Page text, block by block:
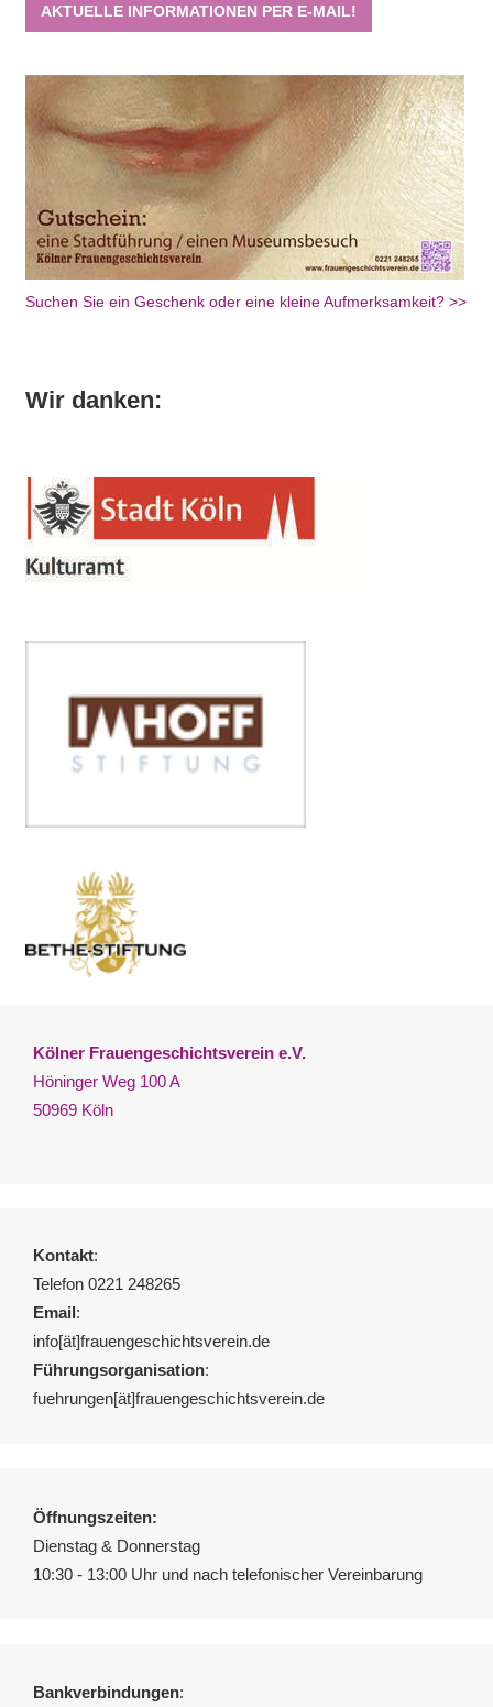
AKTUELLE INFORMATIONEN PER E-MAIL!
Suchen Sie ein Geschenk oder eine kleine Aufmerksamkeit? >>
Wir danken:
Kölner Frauengeschichtsverein e.V.
Höninger Weg 100 A
50969 Köln
Kontakt:
Telefon 0221 248265
Email:
info[ät]frauengeschichtsverein.de
Führungsorganisation:
fuehrungen[ät]frauengeschichtsverein.de
Öffnungszeiten:
Dienstag & Donnerstag
10:30 - 13:00 Uhr und nach telefonischer Vereinbarung
Bankverbindungen: